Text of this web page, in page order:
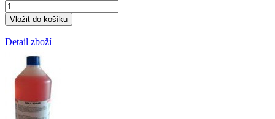
Detail zboží